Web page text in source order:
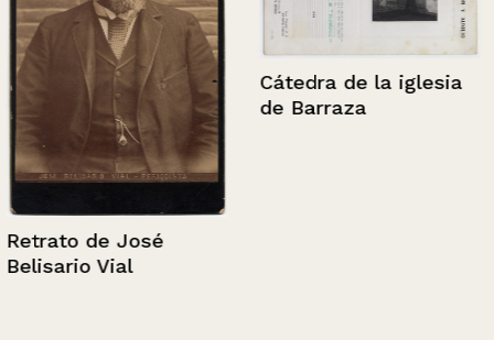
Retrato de José
Belisario Vial
Cátedra de la iglesia
de Barraza